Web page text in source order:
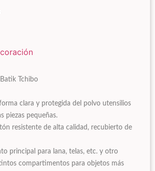
Tchibo
clara y protegida del polvo utensilios
piezas pequeñas.
resistente de alta calidad, recubierto de
principal para lana, telas, etc. y otro
compartimentos para objetos más